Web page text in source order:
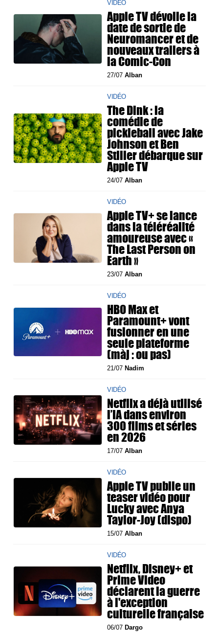
VIDÉO
Apple TV dévoile la
date de sortie de
Neuromancer et de
nouveaux trailers à
la Comic-Con
27/07Alban
VIDÉO
The Dink : la
comédie de
pickleball avec Jake
Johnson et Ben
Stiller débarque sur
Apple TV
24/07Alban
VIDÉO
Apple TV+ se lance
dans la téléréalité
amoureuse avec «
The Last Person on
Earth »
23/07Alban
VIDÉO
HBO Max et
Paramount+ vont
fusionner en une
seule plateforme
(màj : ou pas)
21/07 Nadim
VIDÉO
Netflix a déjà utilisé
l’IA dans environ
300 films et séries
en 2026
17/07Alban
VIDÉO
Apple TV publie un
teaser vidéo pour
Lucky avec Anya
Taylor-Joy (dispo)
15/07Alban
VIDÉO
Netflix, Disney+ et
Prime Video
déclarent la guerre
à l'exception
culturelle française
06/07 Dargo